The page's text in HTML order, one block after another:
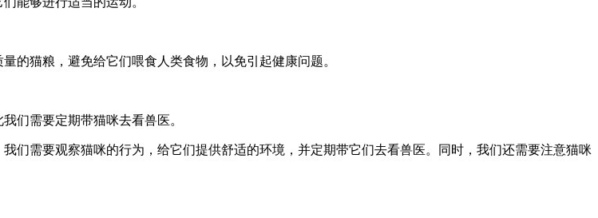
的猫粮，避免给它们喂食人类食物，以免引起健康问题。
们需要定期带猫咪去看兽医。
们需要观察猫咪的行为，给它们提供舒适的环境，并定期带它们去看兽医。同时，我们还需要注意猫咪